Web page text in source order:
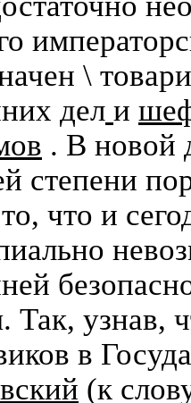
\
дел и
. В новой
степени
то, что и
Так, узнав,
в
(к